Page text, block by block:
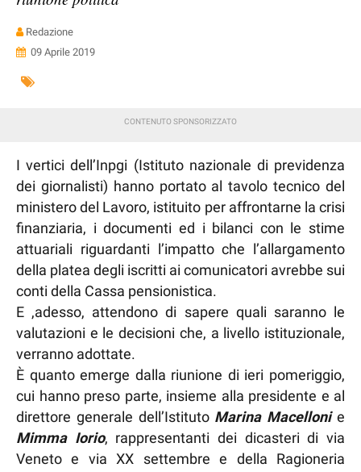
Redazione
09 Aprile 2019
I vertici dell’Inpgi (Istituto nazionale di previdenza
dei giornalisti) hanno portato al tavolo tecnico del
ministero del Lavoro, istituito per affrontarne la crisi
finanziaria, i documenti ed i bilanci con le stime
attuariali riguardanti l’impatto che l’allargamento
della platea degli iscritti ai comunicatori avrebbe sui
conti della Cassa pensionistica.
E ,adesso, attendono di sapere quali saranno le
valutazioni e le decisioni che, a livello istituzionale,
verranno adottate.
È quanto emerge dalla riunione di ieri pomeriggio,
cui hanno preso parte, insieme alla presidente e al
direttore generale dell’Istituto Marina Macellonie
Mimma Iorio, rappresentanti dei dicasteri di via
Veneto e via XX settembre e della Ragioneria